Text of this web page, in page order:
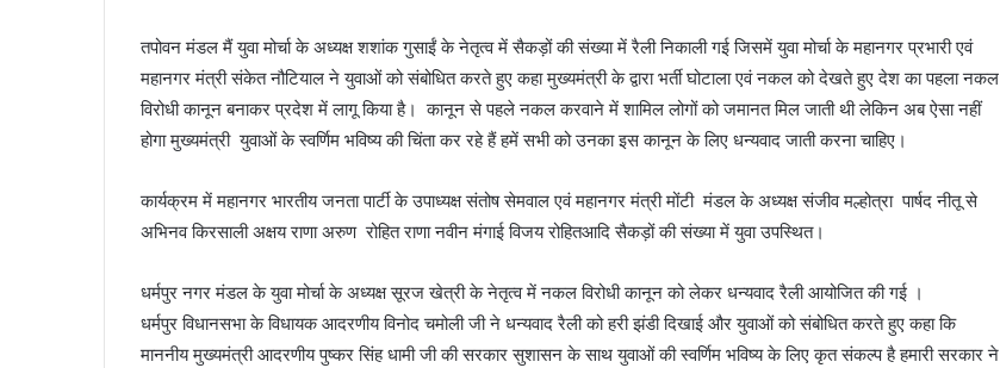
तपोवन मंडल मैं युवा मोर्चा के अध्यक्ष शशांक गुसाईं के नेतृत्व में सैकड़ों की संख्या में रैली निकाली गई जिसमें युवा मोर्चा के महानगर प्रभारी एवं
महानगर मंत्री संकेत नौटियाल ने युवाओं को संबोधित करते हुए कहा मुख्यमंत्री के द्वारा भर्ती घोटाला एवं नकल को देखते हुए देश का पहला नकल
विरोधी कानून बनाकर प्रदेश में लागू किया है। कानून से पहले नकल करवाने में शामिल लोगों को जमानत मिल जाती थी लेकिन अब ऐसा नहीं
होगा मुख्यमंत्री युवाओं के स्वर्णिम भविष्य की चिंता कर रहे हैं हमें सभी को उनका इस कानून के लिए धन्यवाद जाती करना चाहिए।
कार्यक्रम में महानगर भारतीय जनता पार्टी के उपाध्यक्ष संतोष सेमवाल एवं महानगर मंत्री मोंटी मंडल के अध्यक्ष संजीव मल्होत्रा पार्षद नीतू से
अभिनव किरसाली अक्षय राणा अरुण रोहित राणा नवीन मंगाई विजय रोहितआदि सैकड़ों की संख्या में युवा उपस्थित।
धर्मपुर नगर मंडल के युवा मोर्चा के अध्यक्ष सूरज खेत्री के नेतृत्व में नकल विरोधी कानून को लेकर धन्यवाद रैली आयोजित की गई ।
धर्मपुर विधानसभा के विधायक आदरणीय विनोद चमोली जी ने धन्यवाद रैली को हरी झंडी दिखाई और युवाओं को संबोधित करते हुए कहा कि
माननीय मुख्यमंत्री आदरणीय पुष्कर सिंह धामी जी की सरकार सुशासन के साथ युवाओं की स्वर्णिम भविष्य के लिए कृत संकल्प है हमारी सरकार ने
हो
जायेगा